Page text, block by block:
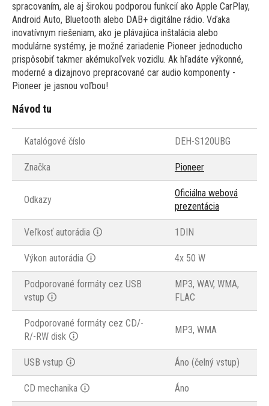
spracovaním, ale aj širokou podporou funkcií ako Apple CarPlay,
Android Auto, Bluetooth alebo DAB+ digitálne rádio. Vďaka
inovatívnym riešeniam, ako je plávajúca inštalácia alebo
modulárne systémy, je možné zariadenie Pioneer jednoducho
prispôsobiť takmer akémukoľvek vozidlu. Ak hľadáte výkonné,
moderné a dizajnovo prepracované car audio komponenty -
Pioneer je jasnou voľbou!
Návod tu
Katalógové číslo DEH-S120UBG
Značka Pioneer
Odkazy
Oficiálna webová
prezentácia
Veľkosť autorádia 1DIN
Výkon autorádia 4x 50 W
Podporované formáty cez USB
vstup
MP3, WAV, WMA,
FLAC
Podporované formáty cez CD/-
R/-RW disk
MP3, WMA
USB vstup Áno (čelný vstup)
CD mechanika Áno